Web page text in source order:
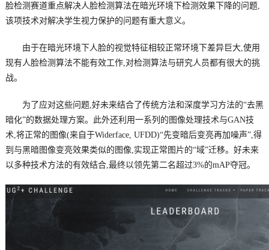
脸检测赛道重点解决人脸检测算法在暗光环境下检测效果下降的问题,
该项技术对解决学生视力保护的问题有重大意义。
由于在暗光环境下人脸的视觉特征相较正常环境下差异巨大,使用
现有人脸检测算法不能有效工作,对检测算法与研究人员都有很大的挑
战。
为了应对这些问题,好未来结合了传统方法和深度学习方法的“去黑
暗化”的数据处理方案。此外还利用一系列的图像处理技术与GAN技
术,将正常的图像(来自于Widerface, UFDD)“先变暗后变亮再加噪声”,得
到与黑暗图像变亮效果类似的图像,实现正常图片的“域”迁移。好未来
以多种技术方法的有效结合,最终以领先第二名超过3%的mAP夺冠。